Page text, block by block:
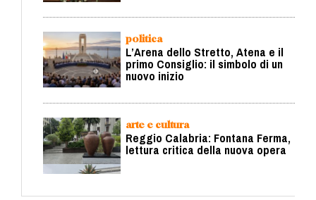
politica
L’Arena dello Stretto, Atena e il
primo Consiglio: il simbolo di un
nuovo inizio
arte e cultura
Reggio Calabria: Fontana Ferma,
lettura critica della nuova opera